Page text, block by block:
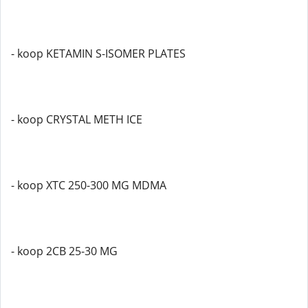
- koop KETAMIN S-ISOMER PLATES
- koop CRYSTAL METH ICE
- koop XTC 250-300 MG MDMA
- koop 2CB 25-30 MG